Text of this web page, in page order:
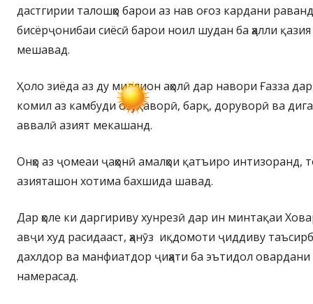
дастгирии талошҳо барои аз нав оғоз кардани
бисёрҷонибаи сиёсӣ барои ноил шудан ба ҳалли
мешавад.
Ҳоло зиёда аз ду миллион аҳолӣ дар навори Ғазза
комил аз камбуди озуқаворӣ, барқ, доруворӣ ва
аввалӣ азият мекашанд.
Онҳо аз ҷомеаи ҷаҳонӣ амалҳои қатъиро интизоранд,
азияташон хотима бахшида шавад.
Дар ҳоле ки даргириву хунрезӣ дар ин минтақаи
авҷи худ расидааст, ҳанӯз иқдомоти ҷиддиву
дахлдор ва манфиатдор ҷиҳати ба эътидол
намерасад.